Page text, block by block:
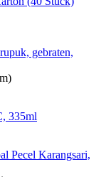
gebraten,
335ml
Pecel Karangsari,